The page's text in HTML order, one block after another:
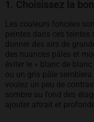
1. Choisissez la
Les couleurs foncées
peintes dans ces
donner des airs de
des nuances pâles et
éviter le « blanc de
ou un gris pâle
voulez un peu de
sombre au fond des
ajouter attrait et